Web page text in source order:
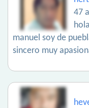
47
manuel soy de
sincero muy